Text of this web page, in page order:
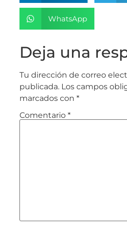
WhatsApp
Deja una
Tu dirección de correo
publicada. Los campos
marcados con *
Comentario *